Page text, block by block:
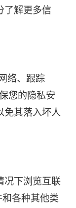
了解更多信
络、跟踪
您的隐私安
免其落入坏人
况下浏览互联
各种其他类